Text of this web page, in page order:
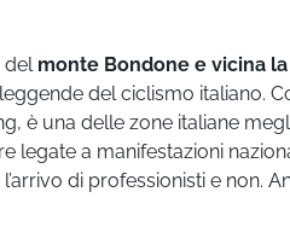
del monte Bondone e vicina
del ciclismo italiano.
è una delle zone italiane
legate a manifestazioni
di professionisti e non.